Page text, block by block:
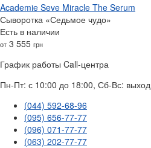
Academie Seve Miracle The Serum
Сыворотка «Седьмое чудо»
Есть в наличии
от 3 555 грн
График работы Call-центра
Пн-Пт: с 10:00 до 18:00, Сб-Вс:
(044) 592-68-96
(095) 656-77-77
(096) 071-77-77
(063) 202-77-77